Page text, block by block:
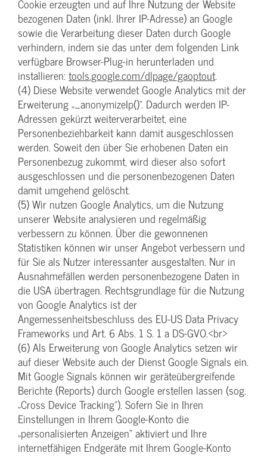
Cookie erzeugten und auf Ihre Nutzung der Website
bezogenen Daten (inkl. Ihrer IP-Adresse) an Google
sowie die Verarbeitung dieser Daten durch Google
verhindern, indem sie das unter dem folgenden Link
verfügbare Browser-Plug-in herunterladen und
installieren: tools.google.com/dlpage/gaoptout.
(4) Diese Website verwendet Google Analytics mit der
Erweiterung „_anonymizeIp()“. Dadurch werden IP-
Adressen gekürzt weiterverarbeitet, eine
Personenbeziehbarkeit kann damit ausgeschlossen
werden. Soweit den über Sie erhobenen Daten ein
Personenbezug zukommt, wird dieser also sofort
ausgeschlossen und die personenbezogenen Daten
damit umgehend gelöscht.
(5) Wir nutzen Google Analytics, um die Nutzung
unserer Website analysieren und regelmäßig
verbessern zu können. Über die gewonnenen
Statistiken können wir unser Angebot verbessern und
für Sie als Nutzer interessanter ausgestalten. Nur in
Ausnahmefällen werden personenbezogene Daten in
die USA übertragen. Rechtsgrundlage für die Nutzung
von Google Analytics ist der
Angemessenheitsbeschluss des EU-US Data Privacy
Frameworks und Art. 6 Abs. 1 S. 1 a DS-GVO.<br>
(6) Als Erweiterung von Google Analytics setzen wir
auf dieser Website auch der Dienst Google Signals ein.
Mit Google Signals können wir geräteübergreifende
Berichte (Reports) durch Google erstellen lassen (sog.
„Cross Device Tracking“). Sofern Sie in Ihren
Einstellungen in Ihrem Google-Konto die
„personalisierten Anzeigen“ aktiviert und Ihre
internetfähigen Endgeräte mit Ihrem Google-Konto